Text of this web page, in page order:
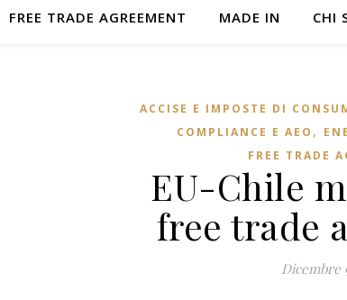
FREE TRADE AGREEMENT MADE IN CHI
ACCISE E IMPOSTE DI
COMPLIANCE E AEO ,
FREE TRADE
EU-Chile
free trade
Dicembre